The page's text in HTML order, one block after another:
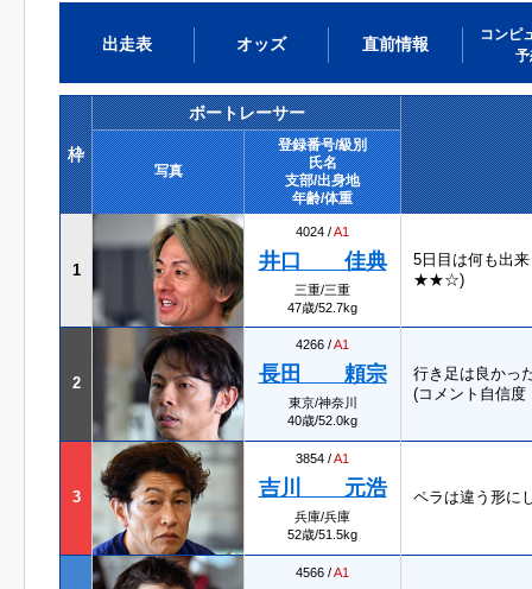
出走表 オッズ 直前情報
コンピ
予
枠
ボートレーサー
写真
登録番号/級別
氏名
支部/出身地
年齢/体重
1
4024 /A1
井口 佳典
三重/三重
47歳/52.7kg
5日目は何も出
★★☆)
2
4266 /A1
長田 頼宗
東京/神奈川
40歳/52.0kg
行き足は良かっ
(コメント自信
3
3854 /A1
吉川 元浩
兵庫/兵庫
52歳/51.5kg
ペラは違う形に
4566 /A1